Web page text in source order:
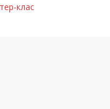
клас